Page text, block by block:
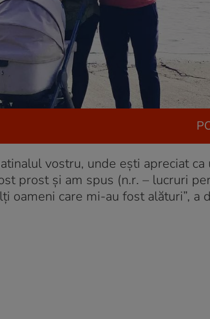
vostru, unde ești apreciat
prost și am spus (n.r. – lucruri
oameni care mi-au fost alături”, a